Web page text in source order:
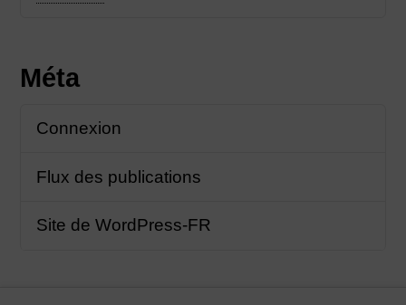
Méta
Connexion
Flux des publications
Site de WordPress-FR